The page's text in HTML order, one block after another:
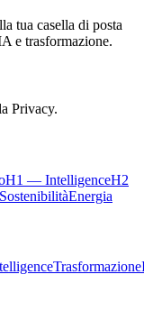
tua casella di posta
e trasformazione.
Privacy.
H1 — IntelligenceH2
SostenibilitàEnergia
Trasformazione